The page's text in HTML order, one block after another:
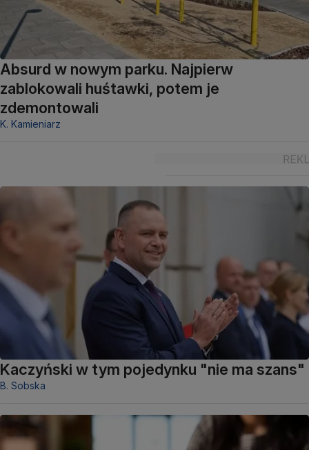
Absurd w nowym parku. Najpierw
zablokowali huśtawki, potem je
zdemontowali
K. Kamieniarz
Kaczyński w tym pojedynku "nie ma szans"
B. Sobska